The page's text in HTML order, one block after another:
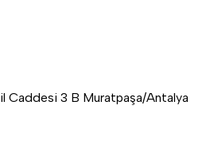
Caddesi 3 B Muratpaşa/Antalya